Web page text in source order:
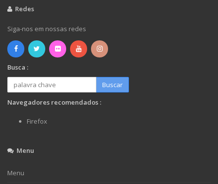
Redes
Siga-nos em nossas redes
Busca :
Buscar
Navegadores recomendados :
Firefox
Menu
Menu